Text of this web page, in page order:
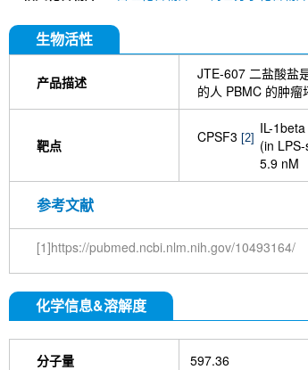
生物活性
产品描述 JTE-607 二盐酸盐
的人 PBMC 的肿
靶点 CPSF3 [2]
IL-1beta
(in
5.9 nM
参考文献
[1]https://pubmed.ncbi.nlm.nih.gov/10493164/
化学信息&溶解度
分子量 597.36